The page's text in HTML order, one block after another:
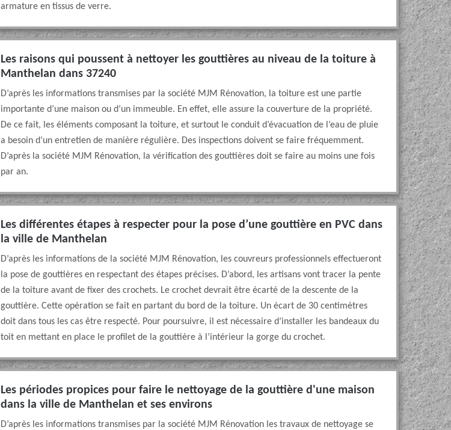
armature en tissus de verre.
Les raisons qui poussent à nettoyer les gouttières au niveau de la toiture à
Manthelan dans 37240
D’après les informations transmises par la société MJM Rénovation, la toiture est une partie
importante d’une maison ou d’un immeuble. En effet, elle assure la couverture de la propriété.
De ce fait, les éléments composant la toiture, et surtout le conduit d’évacuation de l’eau de pluie
a besoin d’un entretien de manière régulière. Des inspections doivent se faire fréquemment.
D’après la société MJM Rénovation, la vérification des gouttières doit se faire au moins une fois
par an.
Les différentes étapes à respecter pour la pose d’une gouttière en PVC dans
la ville de Manthelan
D’après les informations de la société MJM Rénovation, les couvreurs professionnels effectueront
la pose de gouttières en respectant des étapes précises. D’abord, les artisans vont tracer la pente
de la toiture avant de fixer des crochets. Le crochet devrait être écarté de la descente de la
gouttière. Cette opération se fait en partant du bord de la toiture. Un écart de 30 centimètres
doit dans tous les cas être respecté. Pour poursuivre, il est nécessaire d’installer les bandeaux du
toit en mettant en place le profilet de la gouttière à l’intérieur la gorge du crochet.
Les périodes propices pour faire le nettoyage de la gouttière d'une maison
dans la ville de Manthelan et ses environs
D’après les informations transmises par la société MJM Rénovation les travaux de nettoyage se